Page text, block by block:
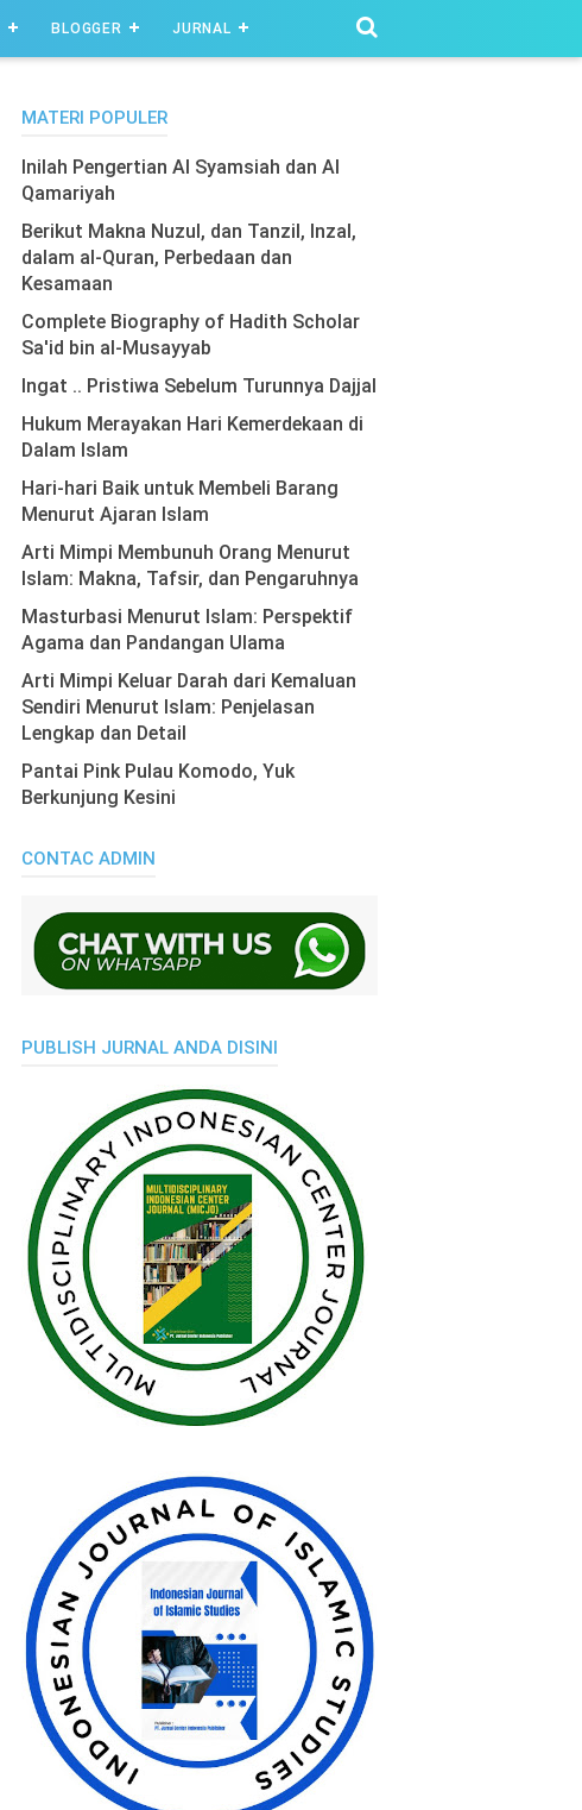
BLOGGER JURNAL
MATERI POPULER
Inilah Pengertian Al Syamsiah dan Al
Qamariyah
Berikut Makna Nuzul, dan Tanzil, Inzal,
dalam al-Quran, Perbedaan dan
Kesamaan
Complete Biography of Hadith Scholar
Sa'id bin al-Musayyab
Ingat .. Pristiwa Sebelum Turunnya Dajjal
Hukum Merayakan Hari Kemerdekaan di
Dalam Islam
Hari-hari Baik untuk Membeli Barang
Menurut Ajaran Islam
Arti Mimpi Membunuh Orang Menurut
Islam: Makna, Tafsir, dan Pengaruhnya
Masturbasi Menurut Islam: Perspektif
Agama dan Pandangan Ulama
Arti Mimpi Keluar Darah dari Kemaluan
Sendiri Menurut Islam: Penjelasan
Lengkap dan Detail
Pantai Pink Pulau Komodo, Yuk
Berkunjung Kesini
CONTAC ADMIN
PUBLISH JURNAL ANDA DISINI